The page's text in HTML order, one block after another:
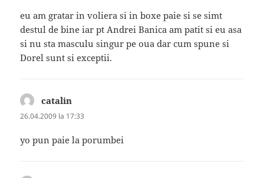
eu am gratar in voliera si in boxe paie si se simt
destul de bine iar pt Andrei Banica am patit si eu asa
si nu sta masculu singur pe oua dar cum spune si
Dorel sunt si exceptii.
catalin
26.04.2009 la 17:33
yo pun paie la porumbei